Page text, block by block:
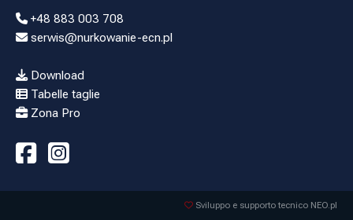
+48 883 003 708
serwis@nurkowanie-ecn.pl
Download
Tabelle taglie
Zona Pro
Sviluppo e supporto tecnico NEO.pl